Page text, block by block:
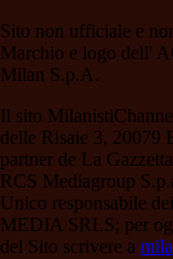
Sito non ufficiale e
Marchio e logo dell'
Milan S.p.A.
Il sito
delle Risaie 3, 20079
partner de La
RCS Mediagroup
Unico responsabile
MEDIA SRLS; per
del Sito scrivere a